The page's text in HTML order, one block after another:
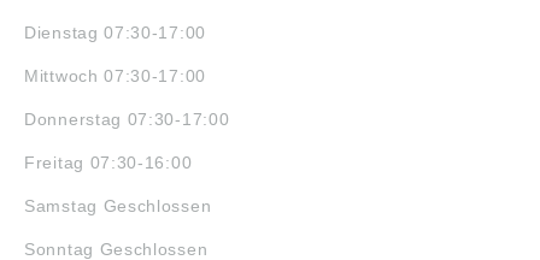
Dienstag 07:30-17:00
Mittwoch 07:30-17:00
Donnerstag 07:30-17:00
Freitag 07:30-16:00
Samstag Geschlossen
Sonntag Geschlossen